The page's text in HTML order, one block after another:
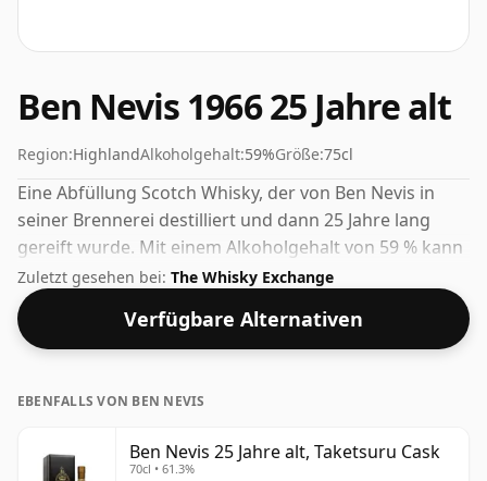
Ben Nevis 1966 25 Jahre alt
Region:HighlandAlkoholgehalt:59%Größe:75cl
Eine Abfüllung Scotch Whisky, der von Ben Nevis in
seiner Brennerei destilliert und dann 25 Jahre lang
gereift wurde. Mit einem Alkoholgehalt von 59 % kann
dieser Whisky als höherprozentiger Whisky angesehen
werden. Erhältlich in der regulären Flaschengröße von
75 cl.
Zuletzt gesehen bei: The Whisky Exchange
Verfügbare Alternativen
EBENFALLS VON BEN NEVIS
Ben Nevis 25 Jahre alt, Taketsuru Cask
70cl • 61.3%